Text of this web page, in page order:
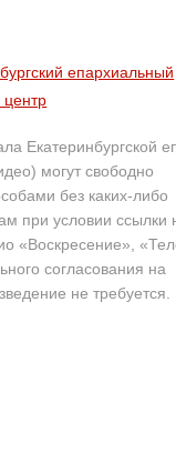
епархиальный
Екатеринбургской
могут свободно
без каких-либо
при условии ссылки
«Воскресение»,
согласования на
не требуется.